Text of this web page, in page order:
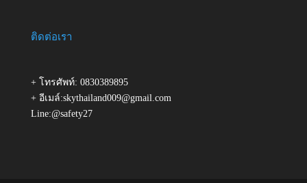
ติดต่อเรา
+ โทรศัพท์: 0830389895
+ อีเมล์:skythailand009@gmail.com
Line:@safety27